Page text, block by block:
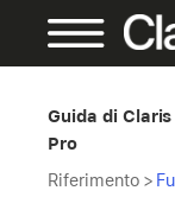
Guida di
Pro
Riferimento >